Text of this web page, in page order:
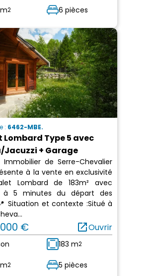
2 6 pièces
: 6462-MBE.
Lombard Type 5 avec
Jacuzzi + Garage
Immobilier de Serre-Chevalier
à la vente en exclusivité
Lombard de 183m² avec
à 5 minutes du départ des
Situation et contexte :Situé à
€ open_in_newOuvrir
183 m2
2 5 pièces